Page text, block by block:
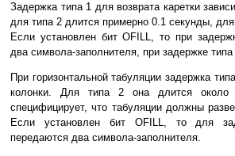
Задержка типа 1 для возврата каретки
для типа 2 длится примерно 0.1 секунды,
Если установлен бит OFILL, то при
два символа-заполнителя, при задержке
При горизонтальной табуляции задержка
колонки. Для типа 2 она длится
специфицирует, что табуляции должны
Если установлен бит OFILL, то для
передаются два символа-заполнителя.